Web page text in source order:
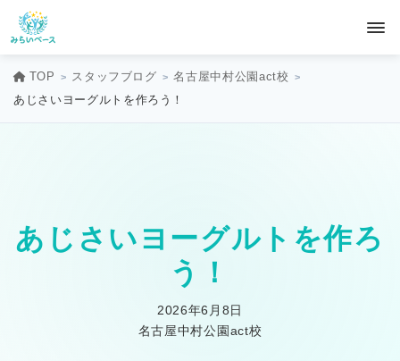
TOP スタッフブログ
名古屋中村公園act校
あじさいヨーグルトを作ろう！
あじさいヨーグルトを作ろ
う！
2026年6月8日
名古屋中村公園act校